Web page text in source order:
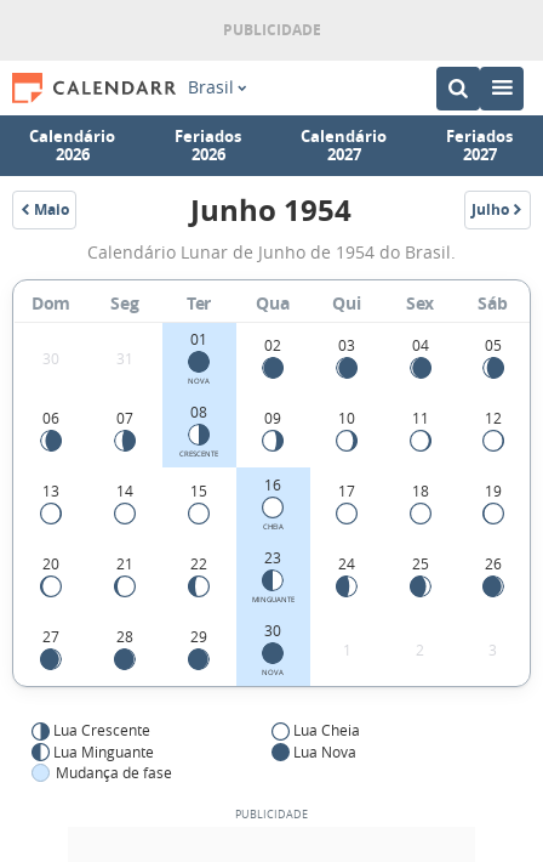
Brasil
Calendário
2026
Feriados
2026
Calendário
2027
Feriados
2027
Maio
1954
Fases
da
Lua
de
Junho
1954
Junho 1954 Julho
1954
Calendário Lunar de Junho de 1954 do Brasil.
Dom Seg Ter Qua Qui Sex Sáb
30 31
01
NOVA
02 03 04 05
06 07 08
CRESCENTE
09 10 11 12
13 14 15 16
CHEIA
17 18 19
20 21 22 23
MINGUANTE
24 25 26
27 28 29 30
NOVA
1 2 3
Lua Crescente
Lua Cheia
Lua Minguante
Lua Nova
Mudança de fase